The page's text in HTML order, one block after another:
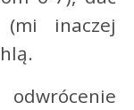
inaczej